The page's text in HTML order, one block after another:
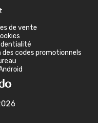
de vente
codes promotionnels